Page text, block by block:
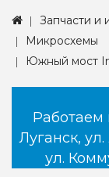
Запчасти и
Микросхемы
Южный мост
Работаем
Луганск,
ул.